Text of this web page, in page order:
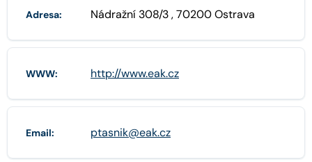
Adresa: Nádražní 308/3 , 70200 Ostrava
WWW: http://www.eak.cz
Email: ptasnik@eak.cz